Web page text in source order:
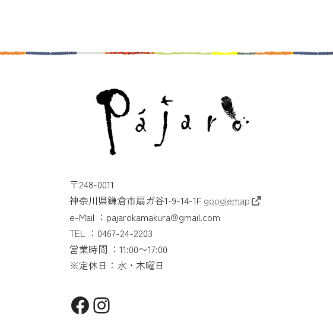
〒248-0011
神奈川県鎌倉市扇ガ谷1-9-14-1F googlemap
e-Mail ：pajarokamakura@gmail.com
TEL ：0467-24-2203
営業時間 ：11:00〜17:00
※定休日：水・木曜日
Facebook
Instagram